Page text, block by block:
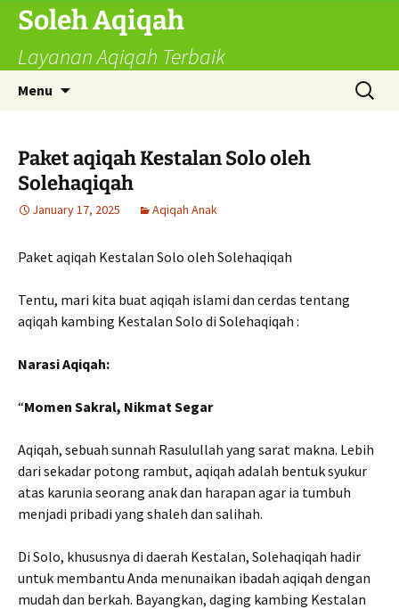
Skip
content
Soleh Aqiqah
Layanan Aqiqah Terbaik
Menu
Search
for:
Paket aqiqah Kestalan Solo oleh
Solehaqiqah
January 17, 2025 Aqiqah Anak
Paket aqiqah Kestalan Solo oleh Solehaqiqah
Tentu, mari kita buat aqiqah islami dan cerdas tentang
aqiqah kambing Kestalan Solo di Solehaqiqah :
Narasi Aqiqah:
“Momen Sakral, Nikmat Segar
Aqiqah, sebuah sunnah Rasulullah yang sarat makna. Lebih
dari sekadar potong rambut, aqiqah adalah bentuk syukur
atas karunia seorang anak dan harapan agar ia tumbuh
menjadi pribadi yang shaleh dan salihah.
Di Solo, khususnya di daerah Kestalan, Solehaqiqah hadir
untuk membantu Anda menunaikan ibadah aqiqah dengan
mudah dan berkah. Bayangkan, daging kambing Kestalan